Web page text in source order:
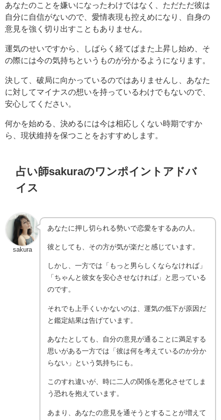
あなたのことを嫌いになったわけではなく、ただただ彼は
自分に自信がないので、愛情表現も控えめになり、自身の
意見を強く切り出すこともありません。
運気のせいですから、しばらく経てばまた上昇し始め、そ
の際には今の気持ちというものが分かるようになります。
決して、破局に向かっているのではありませんし、あなた
に対してマイナスの想いを持っているわけでもないので、
安心してください。
何かを始める、決めるには今は相応しくない時期ですか
ら、現状維持を保つことをおすすめします。
占い師sakuraのワンポイントアドバ
イス
sakura
あなたに押し切られる勢いで恋愛をするあの人。
彼としても、その方が気が楽だと感じています。
しかし、一方では「もっと男らしくならなければ」
「ちゃんと彼女を安心させなければ」と思っている
のです。
それでも上手くいかないのは、運気の低下が原因だ
と鑑定結果は告げています。
あなたとしても、自分の意見が通ることに満足する
思いがある一方では「彼は何を考えているのか分か
らない」という気持ちにも。
このすれ違いが、時に二人の関係を悪化させてしま
う恐れを抱えています。
あまり、あなたの意見を通そうとすることが増えて